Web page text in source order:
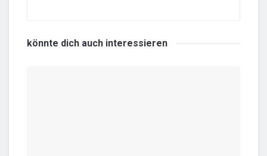
könnte dich auch interessieren